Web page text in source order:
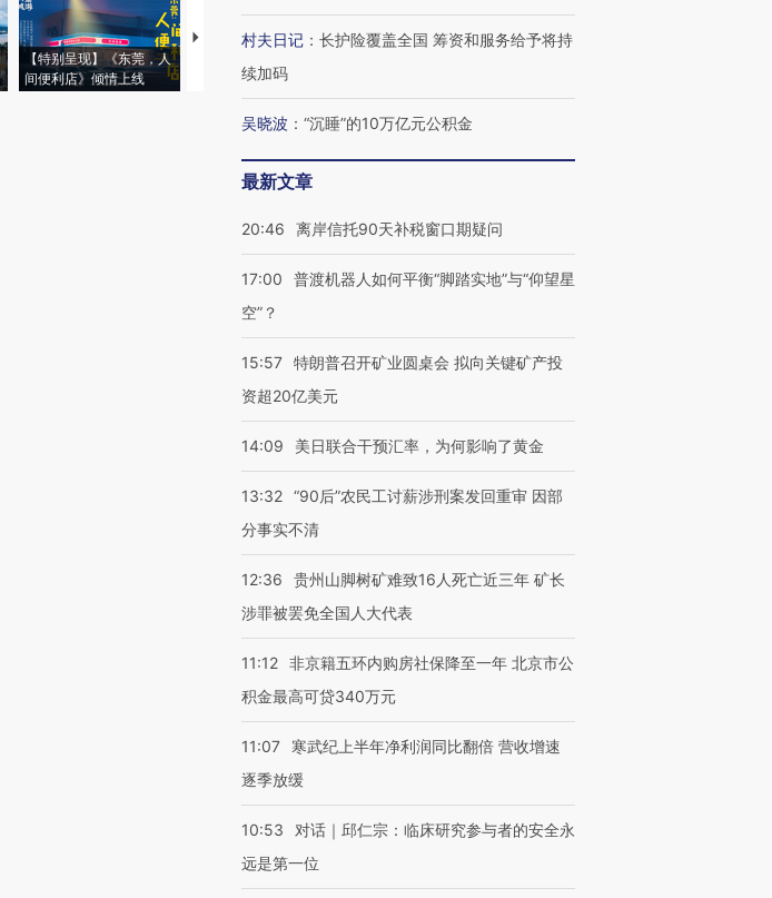
【特别呈现】《东莞，人
间便利店》倾情上线
【推广】走进第四届链博
【商旅对话】华住集团
村夫日记 ： 长护险覆盖全国 筹资和服务给予将持
续加码
吴晓波 ： “沉睡”的10万亿元公积金
最新文章
20:46 离岸信托90天补税窗口期疑问
17:00
普渡机器人如何平衡“脚踏实地”与“仰望星
空”？
15:57 特朗普召开矿业圆桌会 拟向关键矿产投
资超20亿美元
14:09 美日联合干预汇率，为何影响了黄金
13:32 “90后”农民工讨薪涉刑案发回重审 因部
分事实不清
12:36
贵州山脚树矿难致16人死亡近三年 矿长
涉罪被罢免全国人大代表
11:12 非京籍五环内购房社保降至一年 北京市公
积金最高可贷340万元
11:07
寒武纪上半年净利润同比翻倍 营收增速
逐季放缓
10:53
对话｜邱仁宗：临床研究参与者的安全永
远是第一位